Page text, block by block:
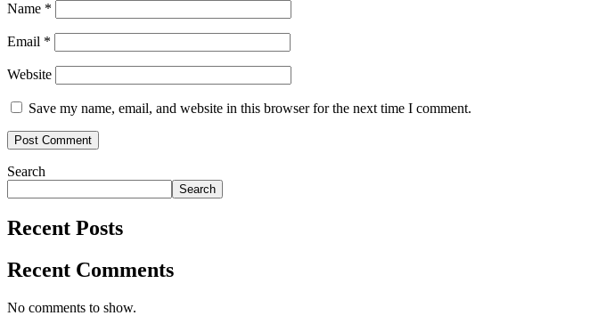
Name *
Email *
Website
Save my name, email, and website in this browser for the next time I comment.
Search
Search
Recent Posts
Recent Comments
No comments to show.